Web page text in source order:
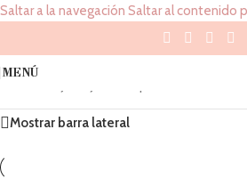
Saltar a la navegación Saltar al contenido
MENÚ
Mostrar barra lateral